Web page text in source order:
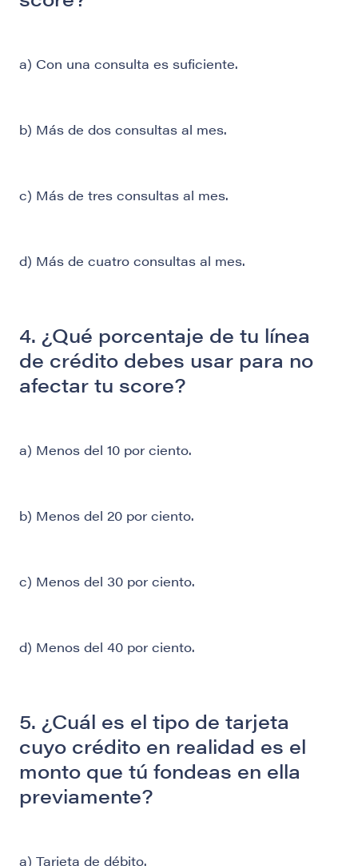
a) Con una consulta es suficiente.
b) Más de dos consultas al mes.
c) Más de tres consultas al mes.
d) Más de cuatro consultas al mes.
4. ¿Qué porcentaje de tu línea
de crédito debes usar para no
afectar tu score?
a) Menos del 10 por ciento.
b) Menos del 20 por ciento.
c) Menos del 30 por ciento.
d) Menos del 40 por ciento.
5. ¿Cuál es el tipo de tarjeta
cuyo crédito en realidad es el
monto que tú fondeas en ella
previamente?
a) Tarjeta de débito.